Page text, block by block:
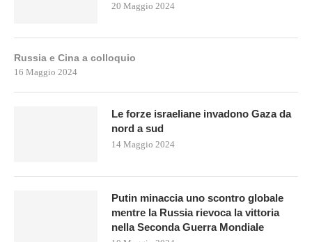
20 Maggio 2024
Russia e Cina a colloquio
16 Maggio 2024
Le forze israeliane invadono Gaza da
nord a sud
14 Maggio 2024
Putin minaccia uno scontro globale
mentre la Russia rievoca la vittoria
nella Seconda Guerra Mondiale